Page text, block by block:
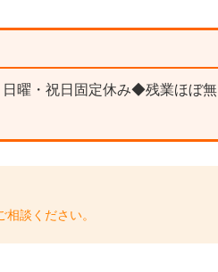
曜・祝日固定休み◆残業ほぼ無
談ください。